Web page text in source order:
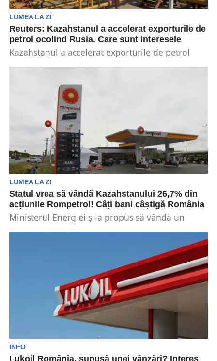
LUMEA LA ZI
Reuters: Kazahstanul a accelerat exporturile de
petrol ocolind Rusia. Care sunt interesele
Kazahstanul a accelerat exporturile de petrol
LUMEA LA ZI
Statul vrea să vândă Kazahstanului 26,7% din
acțiunile Rompetrol! Câți bani câștigă România
Ministerul Energiei și-a propus să vândă un
INFO
Lukoil România, supusă unei vânzări? Interes